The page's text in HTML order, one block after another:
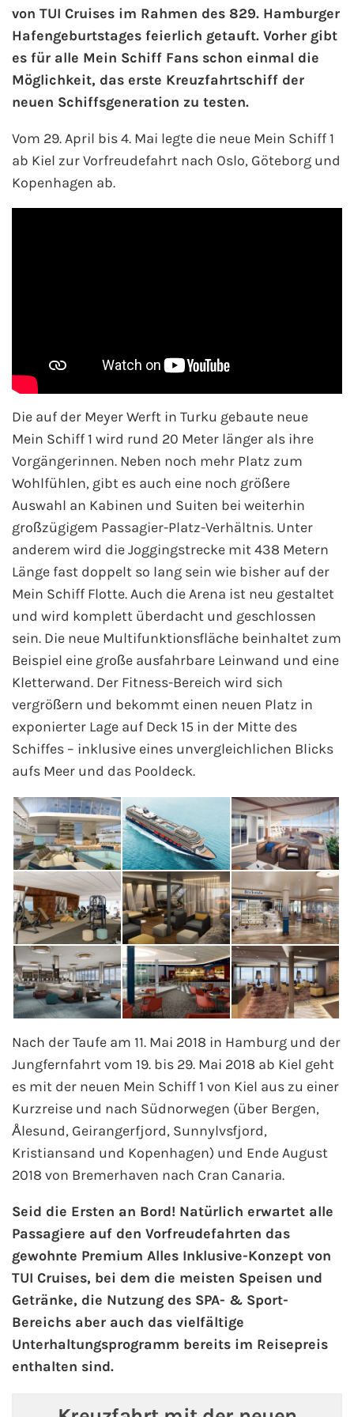
AIDA Kanaren & Madeira
AIDA Nordeuropa
AIDA Westeuropa
AIDA Südostasien
Alle AIDA Häfen
Mein Schiff Reiseziele
Mein Schiff Karibik
Mein Schiff Kanaren
Mein Schiff Mittelmeer
Mein Schiff Westeuropa
Mein Schiff Orient
Mein Schiff Nordamerika
Mein Schiff Transreisen
Mein Schiff Ostsee
Mein Schiff Asien
Mittelmeer-Kreuzfahrt
Kanaren-Kreuzfahrt
Karibik-Kreuzfahrt
Ostsee-Kreuzfahrt
Westeuropa-Kreuzfahrt
Norwegen-Kreuzfahrt
Orient-Kreuzfahrt
Weltreise-Kreuzfahrt
Reedereien
AIDA Cruises
TUI Cruises
MSC Kreuzfahrten
Costa Kreuzfahrten
von TUI Cruises im Rahmen des 829. Hamburger
Hafengeburtstages feierlich getauft. Vorher gibt
es für alle Mein Schiff Fans schon einmal die
Möglichkeit, das erste Kreuzfahrtschiff der
neuen Schiffsgeneration zu testen.
Vom 29. April bis 4. Mai legte die neue Mein Schiff 1
ab Kiel zur Vorfreudefahrt nach Oslo, Göteborg und
Kopenhagen ab.
Die auf der Meyer Werft in Turku gebaute neue
Mein Schiff 1 wird rund 20 Meter länger als ihre
Vorgängerinnen. Neben noch mehr Platz zum
Wohlfühlen, gibt es auch eine noch größere
Auswahl an Kabinen und Suiten bei weiterhin
großzügigem Passagier-Platz-Verhältnis. Unter
anderem wird die Joggingstrecke mit 438 Metern
Länge fast doppelt so lang sein wie bisher auf der
Mein Schiff Flotte. Auch die Arena ist neu gestaltet
und wird komplett überdacht und geschlossen
sein. Die neue Multifunktionsfläche beinhaltet zum
Beispiel eine große ausfahrbare Leinwand und eine
Kletterwand. Der Fitness-Bereich wird sich
vergrößern und bekommt einen neuen Platz in
exponierter Lage auf Deck 15 in der Mitte des
Schiffes – inklusive eines unvergleichlichen Blicks
aufs Meer und das Pooldeck.
Nach der Taufe am 11. Mai 2018 in Hamburg und der
Jungfernfahrt vom 19. bis 29. Mai 2018 ab Kiel geht
es mit der neuen Mein Schiff 1 von Kiel aus zu einer
Kurzreise und nach Südnorwegen (über Bergen,
Ålesund, Geirangerfjord, Sunnylvsfjord,
Kristiansand und Kopenhagen) und Ende August
2018 von Bremerhaven nach Cran Canaria.
Seid die Ersten an Bord! Natürlich erwartet alle
Passagiere auf den Vorfreudefahrten das
gewohnte Premium Alles Inklusive-Konzept von
TUI Cruises, bei dem die meisten Speisen und
Getränke, die Nutzung des SPA- & Sport-
Bereichs aber auch das vielfältige
Unterhaltungsprogramm bereits im Reisepreis
enthalten sind.